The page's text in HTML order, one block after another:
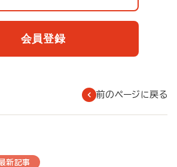
会員登録
前のページに戻る
新記事